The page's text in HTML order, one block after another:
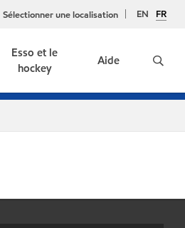
EN FR
Sélectionner une localisation
Esso et le
hockey
Aide